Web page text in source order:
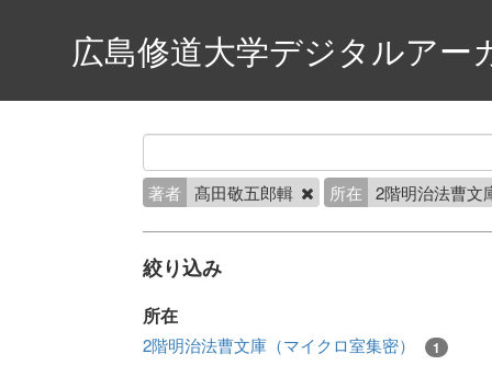
広島修道大学デジタルアー
著者 髙田敬五郎輯 所在 2階明治法曹文
絞り込み
所在
2階明治法曹文庫（マイクロ室集密） 1